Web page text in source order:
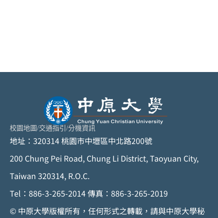
校園地圖/交通指引 /分機資訊
地址：320314 桃園市中壢區中北路200號
200 Chung Pei Road, Chung Li District, Taoyuan City,
Taiwan 320314, R.O.C.
Tel：886-3-265-2014 傳真：886-3-265-2019
© 中原大學版權所有，任何形式之轉載，請與中原大學秘